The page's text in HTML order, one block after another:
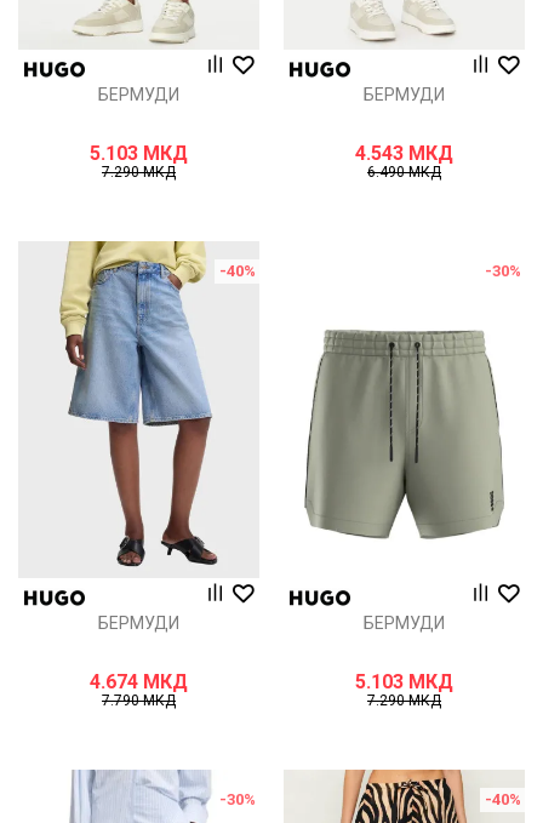
БЕРМУДИ
5.103 МКД
7.290МКД
БЕРМУДИ
4.543 МКД
6.490МКД
-40%
БЕРМУДИ
4.674 МКД
7.790МКД
-30%
БЕРМУДИ
5.103 МКД
7.290МКД
-30% -40%